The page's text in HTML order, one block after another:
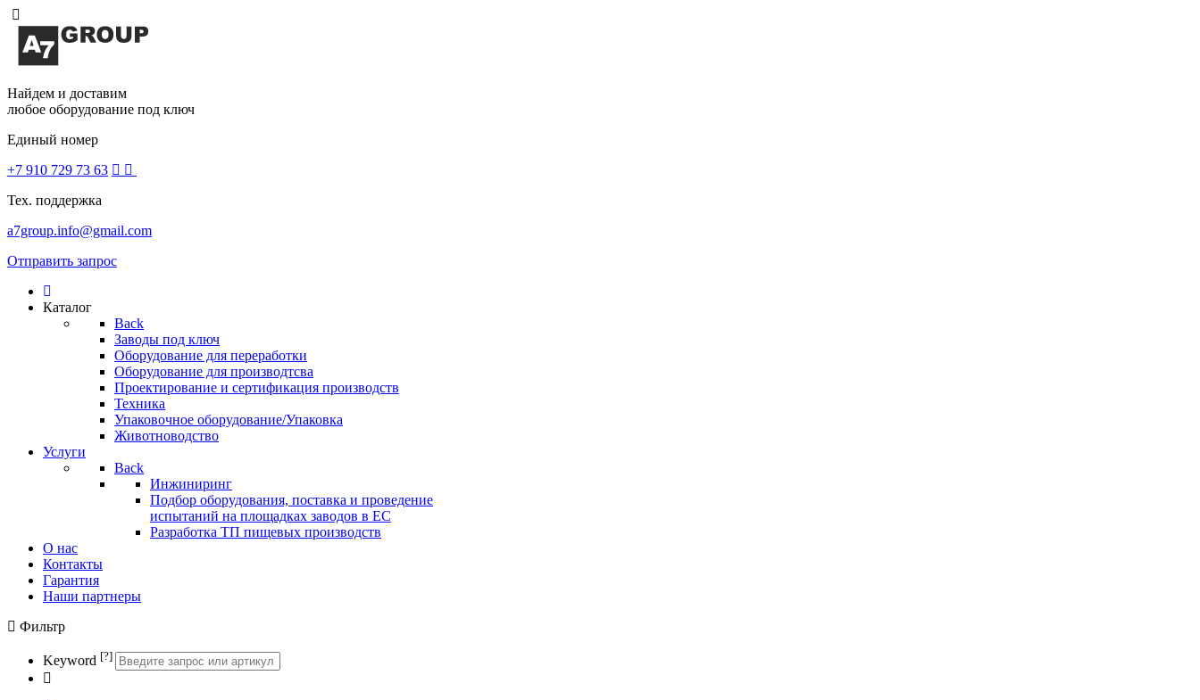
Найдем и доставим
любое оборудование под ключ
Единый номер
+7 910 729 73 63
Тех. поддержка
a7group.info@gmail.com
Отправить запрос
Каталог
Back
Заводы под ключ
Оборудование для переработки
Оборудование для производтсва
Проектирование и сертификация производств
Техника
Упаковочное оборудование/Упаковка
Животноводство
Услуги
Back
Инжиниринг
Подбор оборудования, поставка и проведение
испытаний на площадках заводов в ЕС
Разработка ТП пищевых производств
О нас
Контакты
Гарантия
Наши партнеры
Фильтр
Keyword [?]